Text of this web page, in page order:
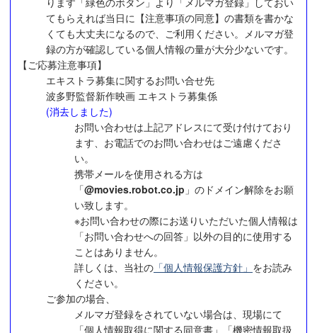
てもらえれば当日に【注意事項の同意】の書類を書かな
くても大丈夫になるので、ご利用ください。メルマガ登
録の方が確認している個人情報の量が大分少ないです。
【ご応募注意事項】
エキストラ募集に関するお問い合せ先
波多野監督新作映画 エキストラ募集係
(消去しました)
お問い合わせは上記アドレスにて受け付けており
ます、お電話でのお問い合わせはご遠慮くださ
い。
携帯メールを使用される方は
「@movies.robot.co.jp 」のドメイン解除をお願
い致します。
※お問い合わせの際にお送りいただいた個人情報は
「お問い合わせへの回答」以外の目的に使用する
ことはありません。
詳しくは、当社の 「個人情報保護方針」 をお読み
ください。
ご参加の場合、
メルマガ登録をされていない場合は、現場にて
「個人情報取得に関する同意書」「機密情報取扱